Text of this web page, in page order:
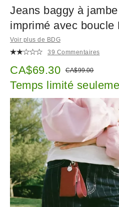
Jeans baggy à
imprimé avec boucle
Voir plus de BDG
39 Commentaires
Prix soldé :
CA$69.30 Prix courant :
CA$99.00
Temps limité